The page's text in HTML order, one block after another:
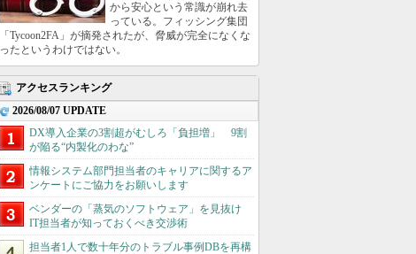
から安心という常識が崩れ去
っている。フィッシング集団
「Tycoon2FA」が摘発されたが、脅威が完全になくな
ったというわけではない。
アクセスランキング
2026/08/07 UPDATE
DX導入企業の3割超がむしろ「負担増」 9割
が陥る“内製化のわな”
情報システム部門担当者のキャリアに関するア
ンケートにご協力をお願いします
ベンダーの「蒸気のソフトウェア」を見抜け
IT担当者が知っておくべき交渉術
担当者1人で数十年分のトラブル事例DBを再構